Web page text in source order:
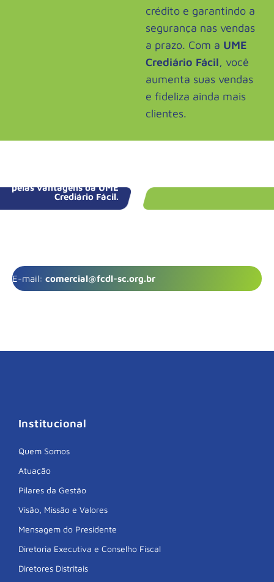
crédito e garantindo a
segurança nas vendas
a prazo. Com a UME
Crediário Fácil, você
aumenta suas vendas
e fideliza ainda mais
clientes.
pelas vantagens da UME
Crediário Fácil.
E-mail: comercial@fcdl-sc.org.br
Institucional
Quem Somos
Atuação
Pilares da Gestão
Visão, Missão e Valores
Mensagem do Presidente
Diretoria Executiva e Conselho Fiscal
Diretores Distritais